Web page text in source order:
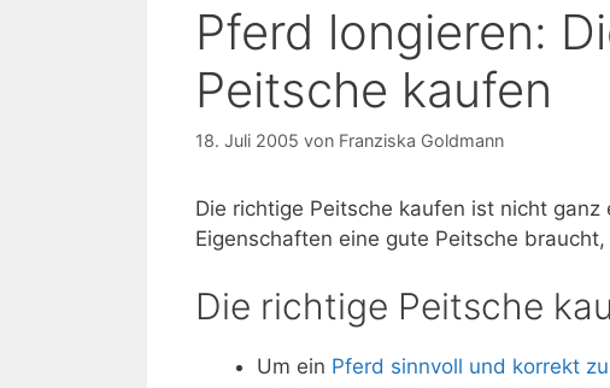
Pferd longieren:
Peitsche kaufen
18. Juli 2005 von Franziska Goldmann
Die richtige Peitsche kaufen ist nicht ganz
Eigenschaften eine gute Peitsche
Die richtige Peitsche
Um ein Pferd sinnvoll und korrekt